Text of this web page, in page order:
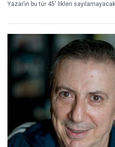
Yazar’ın bu tür 45' likleri